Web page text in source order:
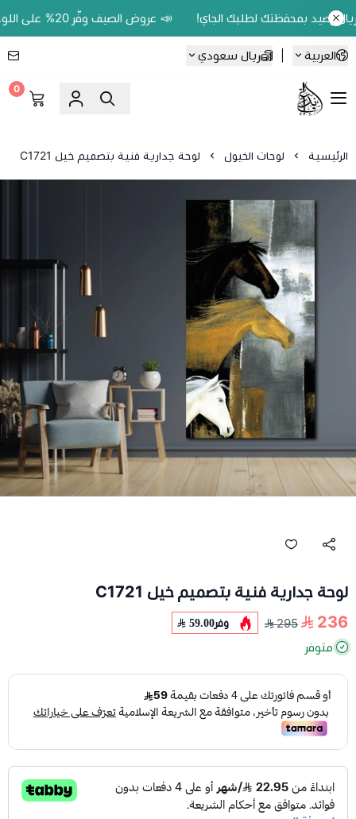
📣 عروض الصيف وفّر 20% على اللوحات الحين.. واكسب 200 ريال رصيد بمحفظتك لطلبك الجاي!
العربية ريال سعودي
Ebbdaa art
0
الرئيسية لوحات الخيول لوحة جدارية فنية بتصميم خيل C1721
لوحة جدارية فنية بتصميم خيل C1721
236
295 وفر59.00
متوفر